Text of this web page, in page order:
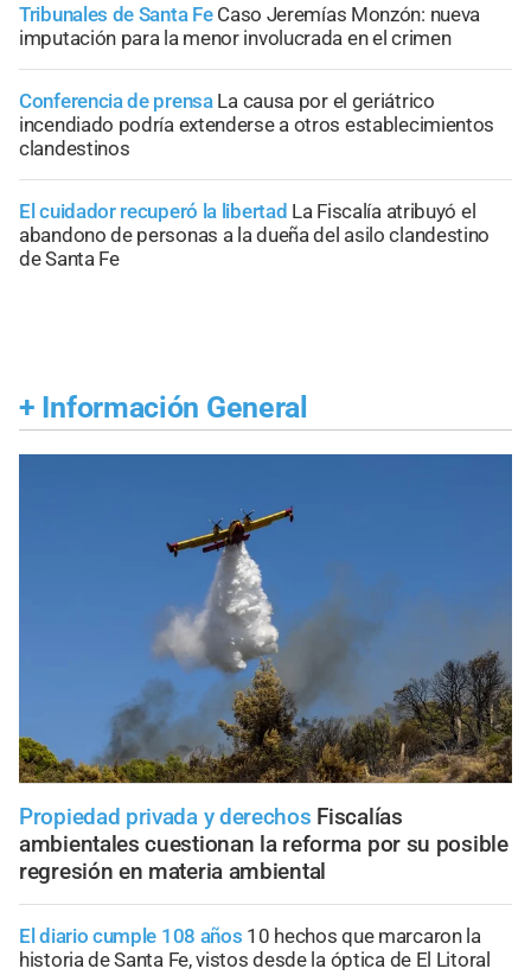
Tribunales de Santa Fe Caso Jeremías Monzón: nueva
imputación para la menor involucrada en el crimen
Conferencia de prensa La causa por el geriátrico
incendiado podría extenderse a otros establecimientos
clandestinos
El cuidador recuperó la libertad La Fiscalía atribuyó el
abandono de personas a la dueña del asilo clandestino
de Santa Fe
+ Información General
Propiedad privada y derechos Fiscalías
ambientales cuestionan la reforma por su posible
regresión en materia ambiental
El diario cumple 108 años 10 hechos que marcaron la
historia de Santa Fe, vistos desde la óptica de El Litoral